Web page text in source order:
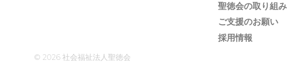
聖徳会の取り組み
ご支援のお願い
採用情報
© 2026 社会福祉法人聖徳会